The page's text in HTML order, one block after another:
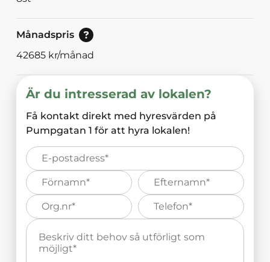
Månadspris
Pris vid bokning av 30<br/>eller mer dagar.
42685kr/månad
Är du intresserad av lokalen?
Få kontakt direkt med hyresvärden på
Pumpgatan 1 för att hyra lokalen!
E-
post*
Förnamn*
Efternamn*
Organisations
nummer*
Telefonnummer*
Meddelande*